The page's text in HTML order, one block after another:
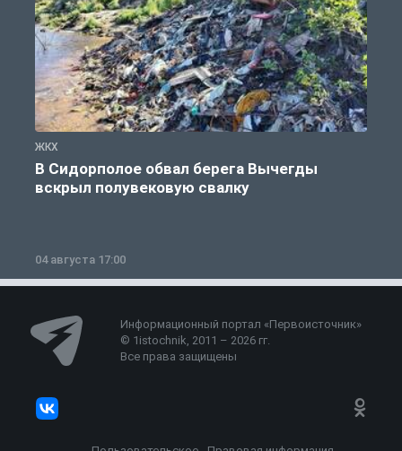
ЖКХ
В Сидорполое обвал берега Вычегды
вскрыл полувековую свалку
04 августа 17:00
Информационный портал «Первоисточник»
© 1istochnik, 2011 – 2026 гг.
Все права защищены